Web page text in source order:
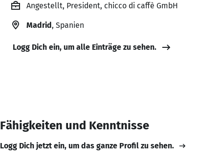
Angestellt, President, chicco di caffè GmbH
Madrid, Spanien
Logg Dich ein, um alle Einträge zu sehen.
Fähigkeiten und Kenntnisse
Logg Dich jetzt ein, um das ganze Profil zu sehen.